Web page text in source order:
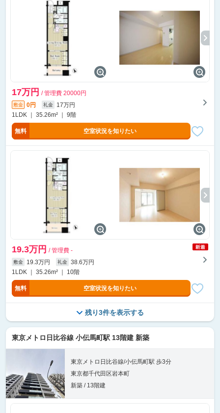
17万円 / 管理費 20000円
敷金 0円 礼金
17万円
1LDK ｜ 35.26m² ｜ 9階
無料 空室状況を知りたい
19.3万円 / 管理費 -
敷金 19.3万円 礼金
38.6万円
1LDK ｜ 35.26m² ｜ 10階
無料 空室状況を知りたい
残り3件を表示する
東京メトロ日比谷線 小伝馬町駅 13階建 新築
東京メトロ日比谷線/小伝馬町駅 歩3分
東京都千代田区岩本町
新築 / 13階建